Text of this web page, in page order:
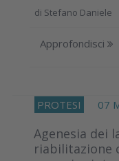
di Stefano Daniele
Approfondisci
PROTESI 07
Agenesia dei
riabilitazione